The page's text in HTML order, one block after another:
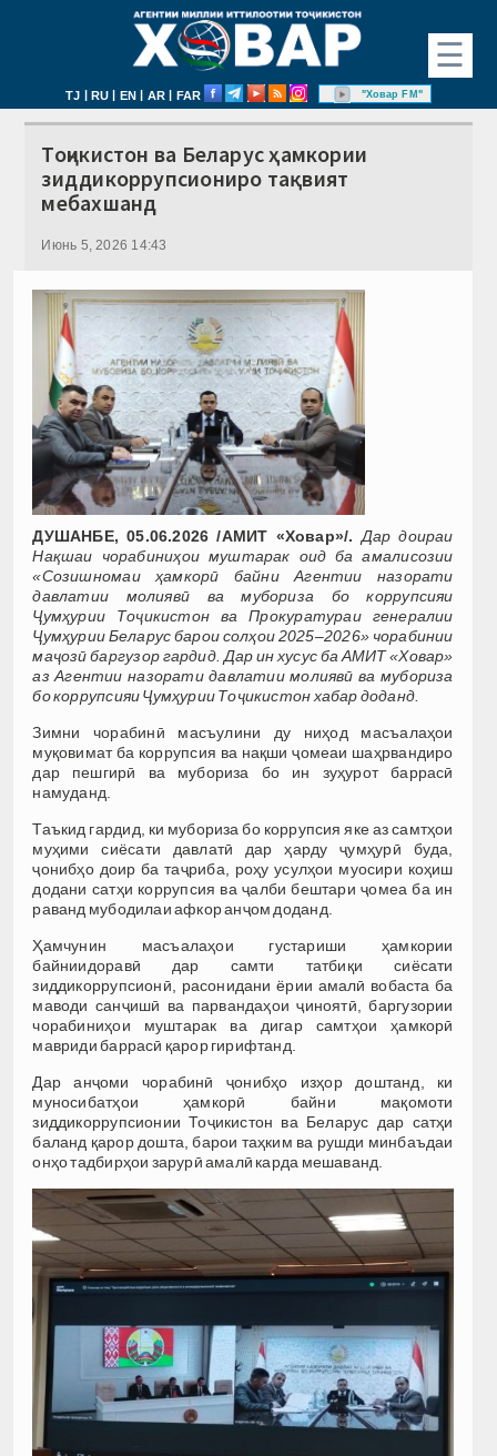
☰
TJ | RU | EN | AR | FAR "Ховар FM"
Тоҷикистон ва Беларус ҳамкории
зиддикоррупсиониро тақвият
мебахшанд
Июнь 5, 2026 14:43
ДУШАНБЕ, 05.06.2026 /АМИТ «Ховар»/. Дар доираи
Нақшаи чорабиниҳои муштарак оид ба амалисозии
«Созишномаи ҳамкорӣ байни Агентии назорати
давлатии молиявӣ ва мубориза бо коррупсияи
Ҷумҳурии Тоҷикистон ва Прокуратураи генералии
Ҷумҳурии Беларус барои солҳои 2025–2026» чорабинии
маҷозӣ баргузор гардид. Дар ин хусус ба АМИТ «Ховар»
аз Агентии назорати давлатии молиявӣ ва мубориза
бо коррупсияи Ҷумҳурии Тоҷикистон хабар доданд.
Зимни чорабинӣ масъулини ду ниҳод масъалаҳои
муқовимат ба коррупсия ва нақши ҷомеаи шаҳрвандиро
дар пешгирӣ ва мубориза бо ин зуҳурот баррасӣ
намуданд.
Таъкид гардид, ки мубориза бо коррупсия яке аз самтҳои
муҳими сиёсати давлатӣ дар ҳарду ҷумҳурӣ буда,
ҷонибҳо доир ба таҷриба, роҳу усулҳои муосири коҳиш
додани сатҳи коррупсия ва ҷалби бештари ҷомеа ба ин
раванд мубодилаи афкор анҷом доданд.
Ҳамчунин масъалаҳои густариши ҳамкории
байниидоравӣ дар самти татбиқи сиёсати
зиддикоррупсионӣ, расонидани ёрии амалӣ вобаста ба
маводи санҷишӣ ва парвандаҳои ҷиноятӣ, баргузории
чорабиниҳои муштарак ва дигар самтҳои ҳамкорӣ
мавриди баррасӣ қарор гирифтанд.
Дар анҷоми чорабинӣ ҷонибҳо изҳор доштанд, ки
муносибатҳои ҳамкорӣ байни мақомоти
зиддикоррупсионии Тоҷикистон ва Беларус дар сатҳи
баланд қарор дошта, барои таҳким ва рушди минбаъдаи
онҳо тадбирҳои зарурӣ амалӣ карда мешаванд.